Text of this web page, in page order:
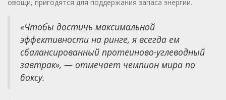
овощи, пригодятся для поддержания запаса энергии.
«Чтобы достичь максимальной
эффективности на ринге, я всегда ем
сбалансированный протеиново-углеводный
завтрак», — отмечает чемпион мира по
боксу.